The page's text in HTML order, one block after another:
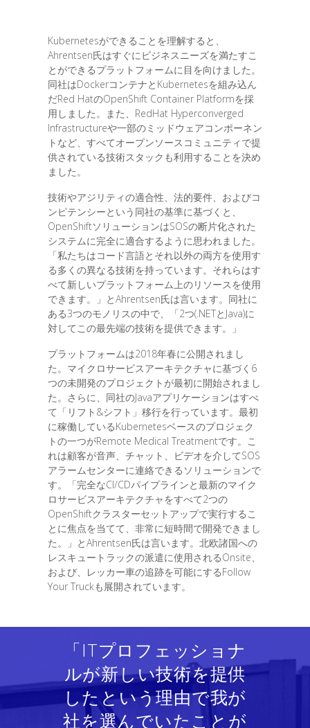
Kubernetesができることを理解すると、
Ahrentsen氏はすぐにビジネスニーズを満たすこ
とができるプラットフォームに目を向けました。
同社はDockerコンテナとKubernetesを組み込ん
だRed HatのOpenShift Container Platformを採
用しました。また、RedHat Hyperconverged
Infrastructureや一部のミッドウェアコンポーネン
トなど、すべてオープンソースコミュニティで提
供されている技術スタックも利用することを決め
ました。
技術やアジリティの適合性、法的要件、およびコ
ンピテンシーという同社の基準に基づくと、
OpenShiftソリューションはSOSの断片化された
システムに完全に適合するように思われました。
「私たちはコード言語とそれ以外の両方を使用す
る多くの異なる技術を持っています。それらはす
べて新しいプラットフォーム上のリソースを使用
できます。」とAhrentsen氏は言います。同社に
ある3つのモノリスの中で、「2つ(.NETとJava)に
対してこの最先端の技術を提供できます。」
プラットフォームは2018年春に公開されまし
た。マイクロサービスアーキテクチャに基づく6
つの未開発のプロジェクトが最初に開始されまし
た。さらに、同社のJavaアプリケーションはすべ
て「リフト&シフト」移行を行っています。最初
に稼働しているKubernetesベースのプロジェク
トの一つがRemote Medical Treatmentです。こ
れは顧客が音声、チャット、ビデオを介してSOS
アラームセンターに連絡できるソリューションで
す。「完全なCI/CDパイプラインと最新のマイク
ロサービスアーキテクチャをすべて2つの
OpenShiftクラスターセットアップで実行するこ
とに焦点を当てて、非常に短時間で開発できまし
た。」とAhrentsen氏は言います。北欧諸国への
レスキュートラックの派遣に使用されるOnsite、
および、レッカー車の追跡を可能にするFollow
Your Truckも展開されています。
「ITプロフェッショナ
ルが新しい技術を提供
したという理由で我が
社を選んでいたことが